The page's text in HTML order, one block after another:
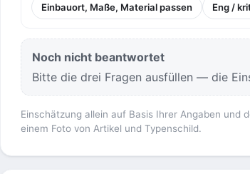
Einbauort, Maße, Material passen Eng /
Noch nicht beantwortet
Bitte die drei Fragen ausfüllen — die
Einschätzung allein auf Basis Ihrer Angaben
einem Foto von Artikel und Typenschild.